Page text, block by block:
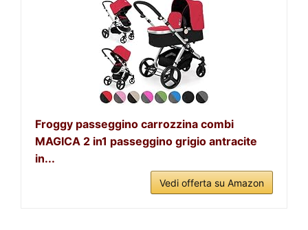
Froggy passeggino carrozzina combi
MAGICA 2 in1 passeggino grigio antracite
in...
Vedi offerta su Amazon